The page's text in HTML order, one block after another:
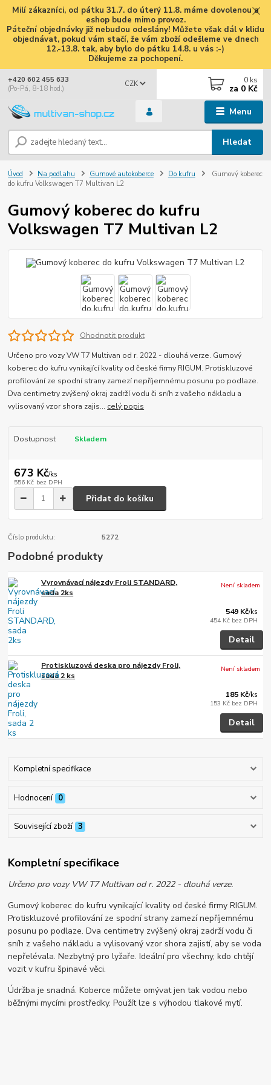
Milí zákazníci, od pátku 31.7. do úterý 11.8. máme dovolenou a
eshop bude mimo provoz.
Páteční objednávky již nebudou odeslány! Můžete však dál v klidu
objednávat, pokud vám stačí, že vám zboží odešleme ve dnech
12.-13.8. tak, aby bylo do pátku 14.8. u vás :-)
Děkujeme za pochopení.
Menu
CZK
Hledat
+420 602 455 633
(Po-Pá, 8-18 hod.)
0 ks
za 0 Kč
Úvod Na podlahu Gumové autokoberce Do kufru
Gumový koberec
do kufru Volkswagen T7 Multivan L2
Gumový koberec do kufru
Volkswagen T7 Multivan L2
Ohodnotit produkt
Určeno pro vozy VW T7 Multivan od r. 2022 - dlouhá verze. Gumový
koberec do kufru vynikající kvality od české firmy RIGUM. Protiskluzové
profilování ze spodní strany zamezí nepříjemnému posunu po podlaze.
Dva centimetry zvýšený okraj zadrží vodu či sníh z vašeho nákladu a
vylisovaný vzor shora zajis... celý popis
Dostupnost Skladem
673 Kč/ks
556 Kč bez DPH
Přidat do košíku
Číslo produktu: 5272
Podobné produkty
Vyrovnávací nájezdy Froli STANDARD,
sada 2ks
549 Kč/ks
454 Kč bez DPH
Není skladem
Detail
Protiskluzová deska pro nájezdy Froli,
sada 2 ks
185 Kč/ks
153 Kč bez DPH
Není skladem
Detail
Kompletní specifikace
Hodnocení 0
Související zboží 3
Kompletní specifikace
Určeno pro vozy VW T7 Multivan od r. 2022 - dlouhá verze.
Gumový koberec do kufru vynikající kvality od české firmy RIGUM.
Protiskluzové profilování ze spodní strany zamezí nepříjemnému
posunu po podlaze. Dva centimetry zvýšený okraj zadrží vodu či
sníh z vašeho nákladu a vylisovaný vzor shora zajistí, aby se voda
nepřelévala. Nezbytný pro lyžaře. Ideální pro všechny, kdo chtějí
vozit v kufru špinavé věci.
Údržba je snadná. Koberce můžete omývat jen tak vodou nebo
běžnými mycími prostředky. Použít lze s výhodou tlakové mytí.